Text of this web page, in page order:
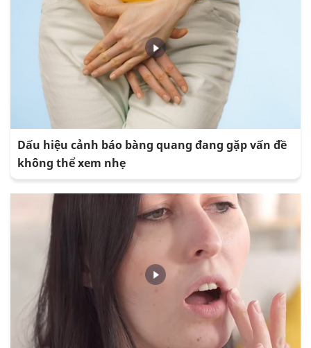
Dấu hiệu cảnh báo bàng quang đang gặp vấn đề
không thể xem nhẹ